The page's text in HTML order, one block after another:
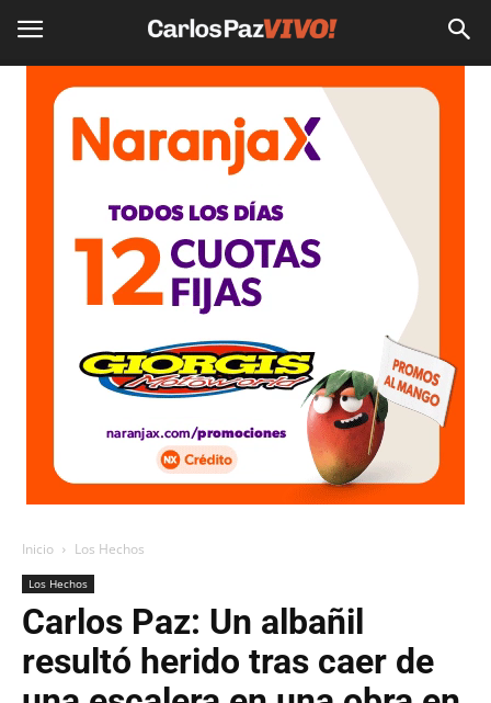
Inicio Los Hechos
Los Hechos
Carlos Paz: Un albañil
resultó herido tras caer de